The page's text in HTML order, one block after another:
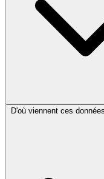
D'où viennent ces